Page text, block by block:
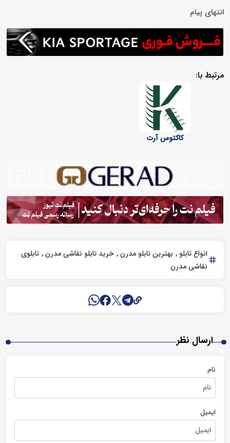
انتهای پیام
مرتبط با:
کاکتوس آرت
انواع تابلو بهترین تابلو مدرن خرید تابلو نقاشی مدرن تابلوی
نقاشی مدرن
ارسال نظر
نام
ایمیل